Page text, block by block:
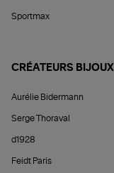
Sportmax
CRÉATEURS BIJOUX
Aurélie Bidermann
Serge Thoraval
d1928
Feidt Paris